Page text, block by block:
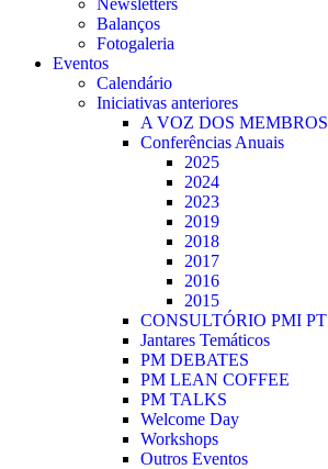
Newsletters
Balanços
Fotogaleria
Eventos
Calendário
Iniciativas anteriores
A VOZ DOS MEMBROS
Conferências Anuais
2025
2024
2023
2019
2018
2017
2016
2015
CONSULTÓRIO PMI PT
Jantares Temáticos
PM DEBATES
PM LEAN COFFEE
PM TALKS
Welcome Day
Workshops
Outros Eventos